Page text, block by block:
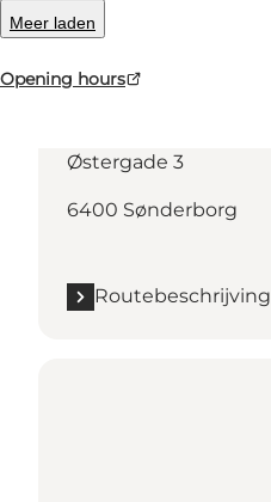
Meer laden
Opening hours
Østergade 3
6400 Sønderborg
Routebeschrijving